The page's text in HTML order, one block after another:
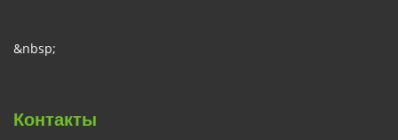
&nbsp;
Контакты